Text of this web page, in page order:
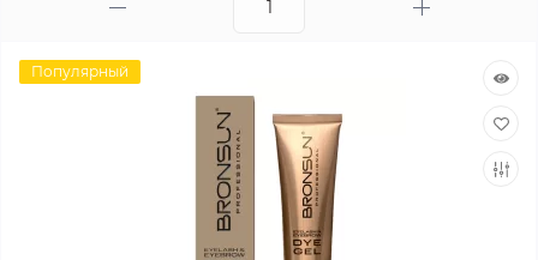
Популярный